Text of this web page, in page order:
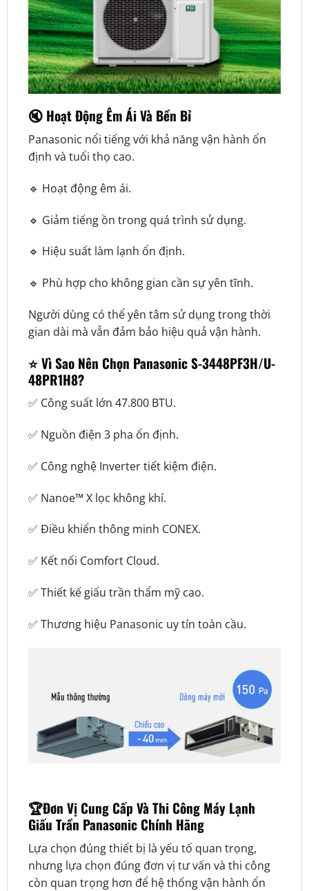
🔇 Hoạt Động Êm Ái Và Bền Bỉ
Panasonic nổi tiếng với khả năng vận hành ổn
định và tuổi thọ cao.
🔹 Hoạt động êm ái.
🔹 Giảm tiếng ồn trong quá trình sử dụng.
🔹 Hiệu suất làm lạnh ổn định.
🔹 Phù hợp cho không gian cần sự yên tĩnh.
Người dùng có thể yên tâm sử dụng trong thời
gian dài mà vẫn đảm bảo hiệu quả vận hành.
⭐ Vì Sao Nên Chọn Panasonic S-3448PF3H/U-
48PR1H8?
✅ Công suất lớn 47.800 BTU.
✅ Nguồn điện 3 pha ổn định.
✅ Công nghệ Inverter tiết kiệm điện.
✅ Nanoe™ X lọc không khí.
✅ Điều khiển thông minh CONEX.
✅ Kết nối Comfort Cloud.
✅ Thiết kế giấu trần thẩm mỹ cao.
✅ Thương hiệu Panasonic uy tín toàn cầu.
🏆Đơn Vị Cung Cấp Và Thi Công Máy Lạnh
Giấu Trần Panasonic Chính Hãng
Lựa chọn đúng thiết bị là yếu tố quan trọng,
nhưng lựa chọn đúng đơn vị tư vấn và thi công
còn quan trọng hơn để hệ thống vận hành ổn